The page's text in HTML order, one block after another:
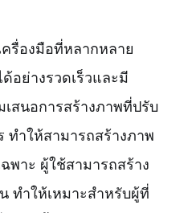
ครื่องมือที่หลากหลาย
อย่างรวดเร็วและมี
สนอการสร้างภาพที่ปรับ
ทำให้สามารถสร้างภาพ
พาะ ผู้ใช้สามารถสร้าง
ทำให้เหมาะสำหรับผู้ที่